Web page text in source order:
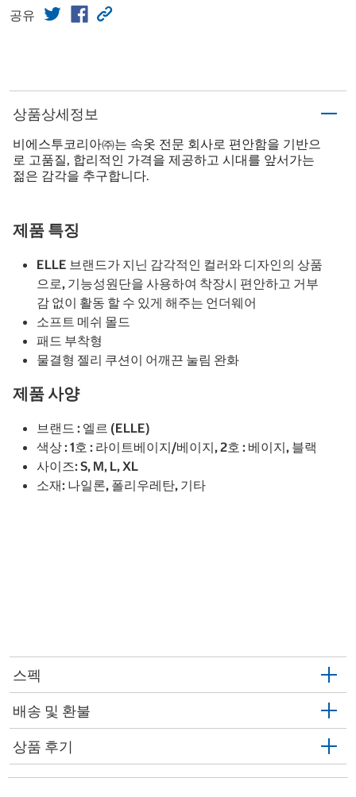
공유
상품상세정보
비에스투코리아㈜는 속옷 전문 회사로 편안함을 기반으
로 고품질, 합리적인 가격을 제공하고 시대를 앞서가는
젊은 감각을 추구합니다.
제품 특징
ELLE 브랜드가 지닌 감각적인 컬러와 디자인의 상품
으로, 기능성원단을 사용하여 착장시 편안하고 거부
감 없이 활동 할 수 있게 해주는 언더웨어
소프트 메쉬 몰드
패드 부착형
물결형 젤리 쿠션이 어깨끈 눌림 완화
제품 사양
브랜드 : 엘르 (ELLE)
색상 : 1호 : 라이트베이지/베이지, 2호 : 베이지, 블랙
사이즈: S, M, L, XL
소재: 나일론, 폴리우레탄, 기타
스펙
배송 및 환불
상품 후기